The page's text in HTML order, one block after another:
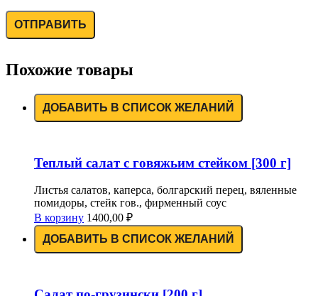
Похожие товары
ДОБАВИТЬ В СПИСОК ЖЕЛАНИЙ
Теплый салат с говяжьим стейком [300 г]
Листья салатов, каперса, болгарский перец, вяленные
помидоры, стейк гов., фирменный соус
В корзину 1400,00 ₽
ДОБАВИТЬ В СПИСОК ЖЕЛАНИЙ